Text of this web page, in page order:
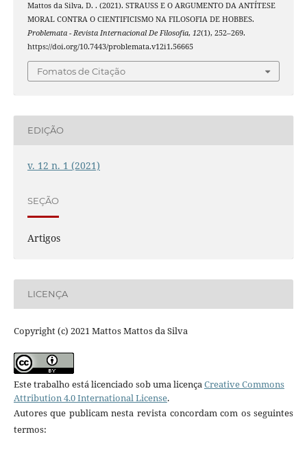
Mattos da Silva, D. . (2021). STRAUSS E O ARGUMENTO DA ANTÍTESE
MORAL CONTRA O CIENTIFICISMO NA FILOSOFIA DE HOBBES.
Problemata - Revista Internacional De Filosofia, 12(1), 252–269.
https://doi.org/10.7443/problemata.v12i1.56665
Fomatos de Citação
EDIÇÃO
v. 12 n. 1 (2021)
SEÇÃO
Artigos
LICENÇA
Copyright (c) 2021 Mattos Mattos da Silva
Este trabalho está licenciado sob uma licençaCreative Commons
Attribution 4.0 International License.
Autores que publicam nesta revista concordam com os seguintes
termos: